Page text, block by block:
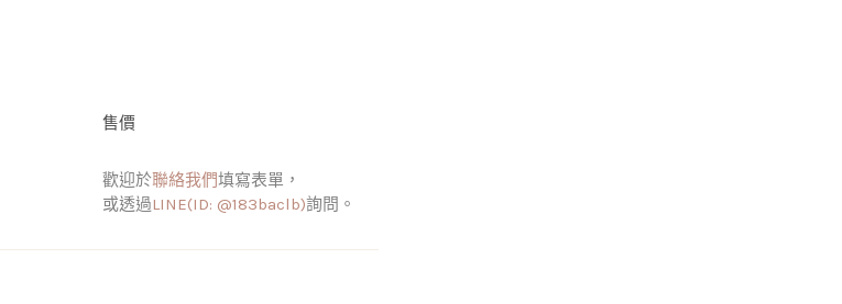
售價
歡迎於聯絡我們填寫表單，
或透過LINE(ID: @183baclb)詢問。